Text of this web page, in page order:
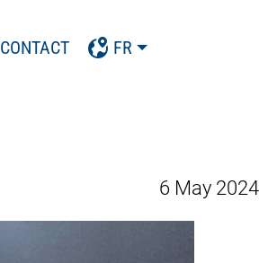
CONTACT FR
6 May 2024